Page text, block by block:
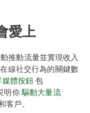
愛上
推動流量並實現收入
線社交行為的關鍵數
體按鈕 包
明你驅動大量流
客戶。